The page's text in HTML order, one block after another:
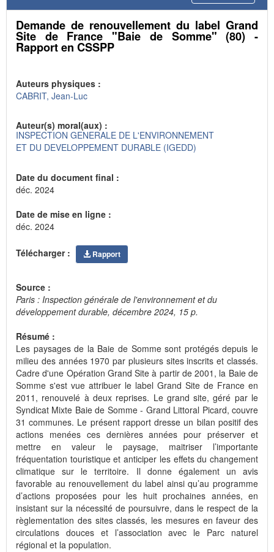
Demande de renouvellement du label Grand
Site de France "Baie de Somme" (80) -
Rapport en CSSPP
Auteurs physiques :
CABRIT, Jean-Luc
Auteur(s) moral(aux) :
INSPECTION GENERALE DE L'ENVIRONNEMENT
ET DU DEVELOPPEMENT DURABLE (IGEDD)
Date du document final :
déc. 2024
Date de mise en ligne :
déc. 2024
Télécharger : Rapport
Source :
Paris : Inspection générale de l'environnement et du
développement durable, décembre 2024, 15 p.
Résumé :
Les paysages de la Baie de Somme sont protégés depuis le
milieu des années 1970 par plusieurs sites inscrits et classés.
Cadre d'une Opération Grand Site à partir de 2001, la Baie de
Somme s'est vue attribuer le label Grand Site de France en
2011, renouvelé à deux reprises. Le grand site, géré par le
Syndicat Mixte Baie de Somme - Grand Littoral Picard, couvre
31 communes. Le présent rapport dresse un bilan positif des
actions menées ces dernières années pour préserver et
mettre en valeur le paysage, maitriser l’importante
fréquentation touristique et anticiper les effets du changement
climatique sur le territoire. Il donne également un avis
favorable au renouvellement du label ainsi qu’au programme
d’actions proposées pour les huit prochaines années, en
insistant sur la nécessité de poursuivre, dans le respect de la
règlementation des sites classés, les mesures en faveur des
circulations douces et l’association avec le Parc naturel
régional et la population.